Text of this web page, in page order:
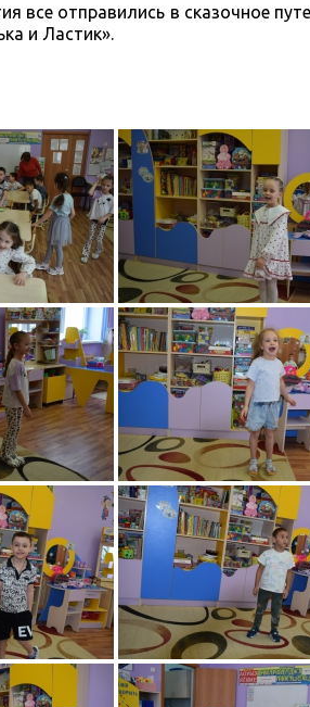
отправились в сказочное
и Ластик».